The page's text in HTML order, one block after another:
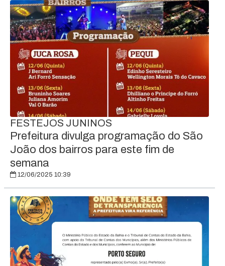
FESTEJOS JUNINOS
Prefeitura divulga programação do São
João dos bairros para este fim de
semana
12/06/2025 10:39